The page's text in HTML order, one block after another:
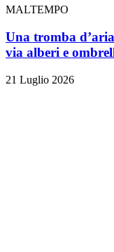
MALTEMPO
Una tromba
via alberi e
21 Luglio 2026